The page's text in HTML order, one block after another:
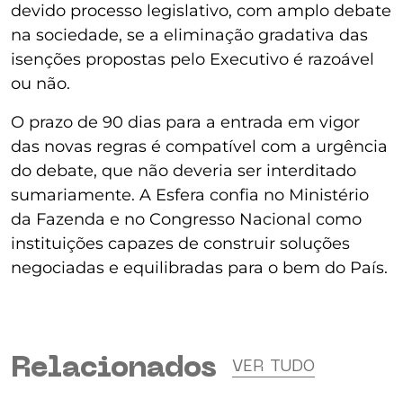
devido processo legislativo, com amplo debate
na sociedade, se a eliminação gradativa das
isenções propostas pelo Executivo é razoável
ou não.
O prazo de 90 dias para a entrada em vigor
das novas regras é compatível com a urgência
do debate, que não deveria ser interditado
sumariamente. A Esfera confia no Ministério
da Fazenda e no Congresso Nacional como
instituições capazes de construir soluções
negociadas e equilibradas para o bem do País.
Relacionados VER TUDO